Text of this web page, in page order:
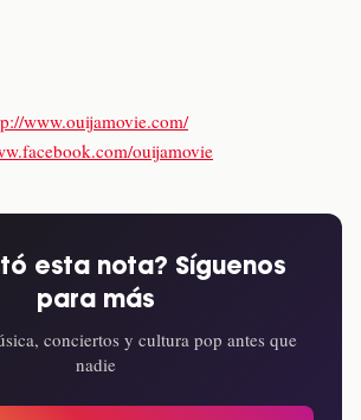
www.ouijamovie.com/
ouijamovie
esta nota? Síguenos
para más
conciertos y cultura pop antes que
nadie